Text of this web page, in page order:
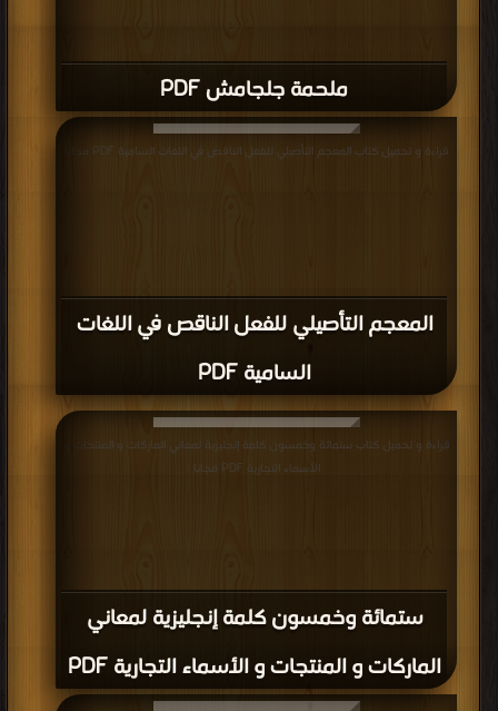
ملحمة جلجامش PDF
المعجم التأصيلي للفعل الناقص في اللغات
السامية PDF
قراءة و تحميل كتاب المعجم التأصيلي للفعل الناقص في اللغات السامية PDF مجانا
ستمائة وخمسون كلمة إنجليزية لمعاني
الماركات و المنتجات و الأسماء التجارية PDF
قراءة و تحميل كتاب ستمائة وخمسون كلمة إنجليزية لمعاني الماركات و المنتجات و
الأسماء التجارية PDF مجانا